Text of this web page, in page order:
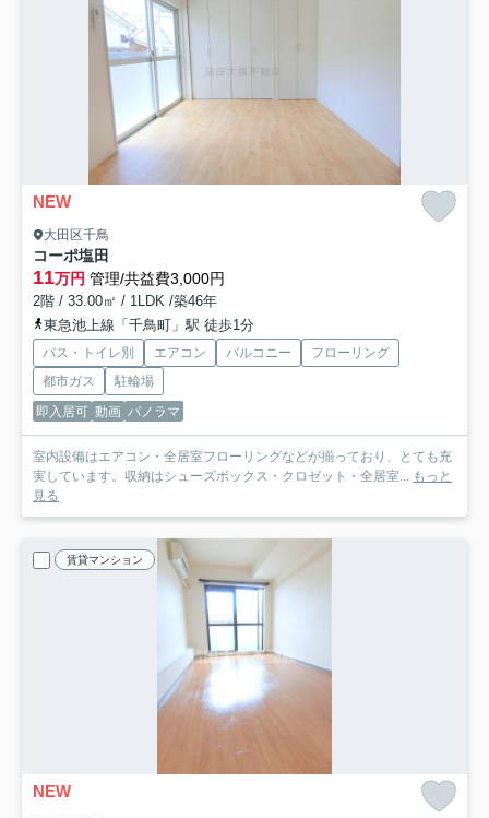
NEW
大田区千鳥
コーポ塩田
11万円 管理/共益費3,000円
2階 / 33.00㎡ / 1LDK /築46年
東急池上線「千鳥町」駅 徒歩1分
バス・トイレ別 エアコン バルコニー
フローリング
都市ガス
駐輪場
即入居可 動画 パノラマ
室内設備はエアコン・全居室フローリングなどが揃っており、とても充
実しています。収納はシューズボックス・クロゼット・全居室... もっと
見る
賃貸マンション
NEW